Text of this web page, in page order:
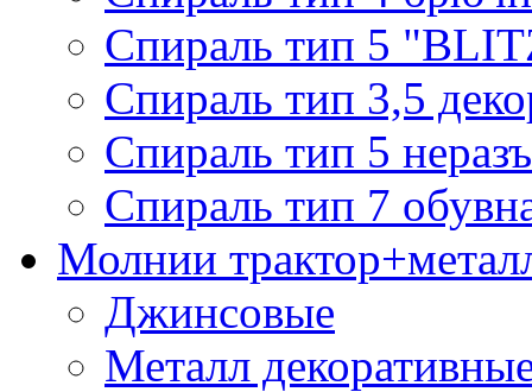
Спираль тип 5
Спираль тип 3,5
Спираль тип 5
Спираль тип 7
Молнии
Джинсовые
Металл